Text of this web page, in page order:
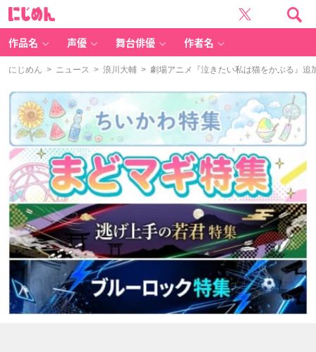
作品名 声優 舞台俳優 作者名
にじめん > ニュース > 浪川大輔 > 劇場アニメ『泣きたい私は猫をかぶる』追